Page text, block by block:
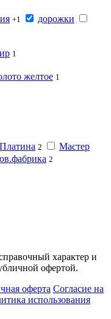
+1
дорожки
1
желтое 1
Платина 2
Мастер
2
характер и
офертой.
оферта Согласие на
использования